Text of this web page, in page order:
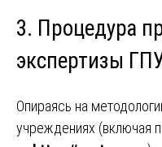
3. Процедура
экспертизы
Опираясь на
учреждениях (включая